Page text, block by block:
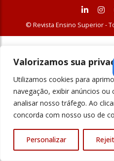
Valorizamos sua
Utilizamos cookies para
navegação, exibir anúncios
analisar nosso tráfego. Ao
concorda com nosso uso de
Personalizar
© Revista Ensino Superior -